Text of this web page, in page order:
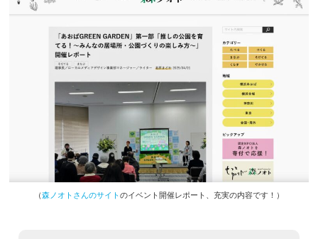
（森ノオトさんのサイトのイベント開催レポート、充実の内容です！）